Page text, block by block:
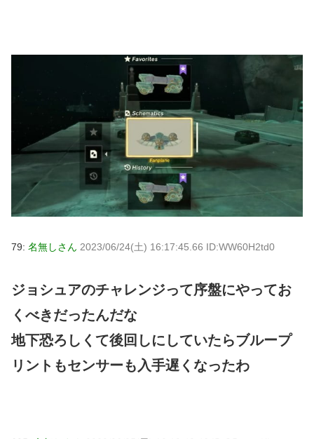
79: 名無しさん 2023/06/24(土) 16:17:45.66 ID:WW60H2td0
ジョシュアのチャレンジって序盤にやってお
くべきだったんだな
地下恐ろしくて後回しにしていたらブループ
リントもセンサーも入手遅くなったわ